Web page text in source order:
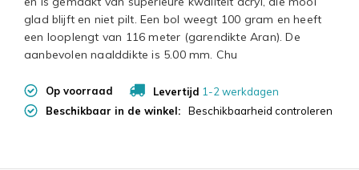
glad blijft en niet pilt. Een bol weegt 100 gram en heeft
een looplengt van 116 meter (garendikte Aran). De
aanbevolen naalddikte is 5.00 mm. Chu
Op voorraad Levertijd 1-2 werkdagen
Beschikbaar in de winkel:
Beschikbaarheid controleren